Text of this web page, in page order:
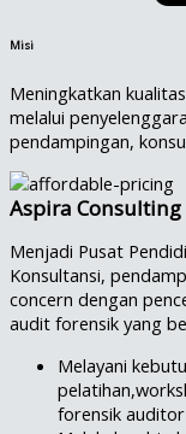
Misi
Meningkatkan
melalui
pendampingan,
Aspira
Menjadi Pusat
Konsultansi,
concern dengan
audit forensik yang
Melayani
forensik auditor